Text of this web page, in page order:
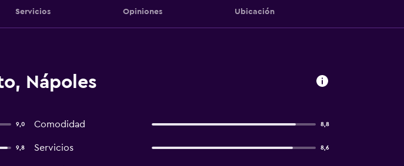
Servicios Opiniones Ubicación
Nápoles
9,0 Comodidad 8,8
9,8 Servicios 8,6